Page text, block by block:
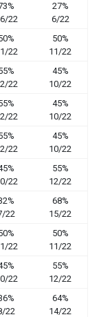
22
27%
6/22
22
50%
11/22
22
45%
10/22
22
45%
10/22
22
45%
10/22
22
55%
12/22
22
68%
15/22
22
50%
11/22
22
55%
12/22
22
64%
14/22